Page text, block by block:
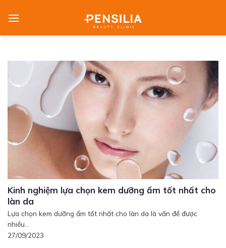
Kinh nghiệm lựa chọn kem dưỡng ẩm tốt nhất cho
làn da
Lựa chọn kem dưỡng ẩm tốt nhất cho làn da là vấn đề được
nhiều...
27/09/2023